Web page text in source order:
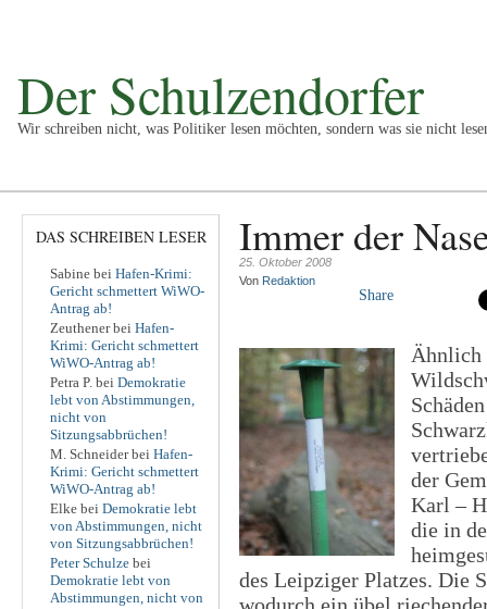
Der Schulzendorfer
Wir schreiben nicht, was Politiker lesen möchten, sondern was sie nicht
DAS SCHREIBEN LESER
Sabine bei Hafen-Krimi:
Gericht schmettert WiWO-
Antrag ab!
Zeuthenerbei Hafen-
Krimi: Gericht schmettert
WiWO-Antrag ab!
Petra P. bei Demokratie
lebt von Abstimmungen,
nicht von
Sitzungsabbrüchen!
M. Schneiderbei Hafen-
Krimi: Gericht schmettert
WiWO-Antrag ab!
Elke bei Demokratie lebt
von Abstimmungen, nicht
von Sitzungsabbrüchen!
Peter Schulze bei
Demokratie lebt von
Abstimmungen, nicht von
Immer der
25. Oktober 2008
Von Redaktion
Share
Ähnlich
der
Karl –
die in
des Leipziger Platzes. Die